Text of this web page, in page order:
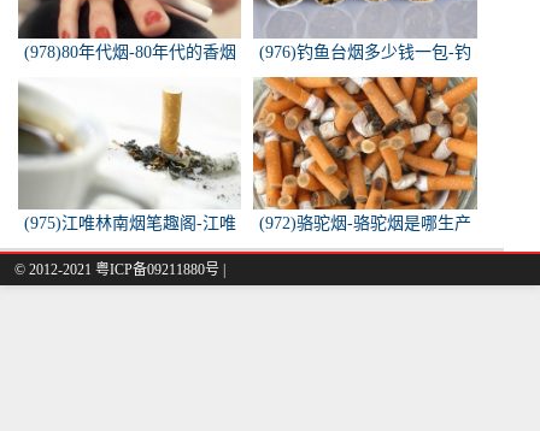
(978)80年代烟-80年代的香烟
(976)钓鱼台烟多少钱一包-钓
鱼台烟多少钱一包
(975)江唯林南烟笔趣阁-江唯
林南烟小说叫什么名字？
(972)骆驼烟-骆驼烟是哪生产
的
© 2012-2021 粤ICP备09211880号 |